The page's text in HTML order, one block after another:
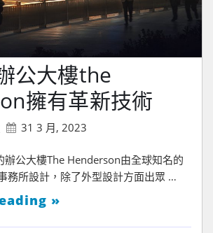
公大樓the
擁有革新技術
31 3 月, 2023
辦公大樓The Henderson由全球知名的
務所設計，除了外型設計方面出眾 …
»